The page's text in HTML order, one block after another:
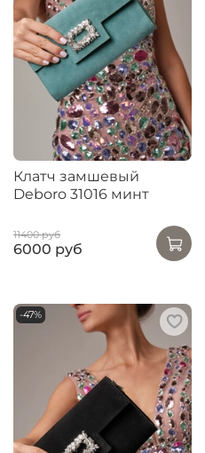
Клатч замшевый
Deboro 31016 минт
11400 руб
6000 руб
-47%